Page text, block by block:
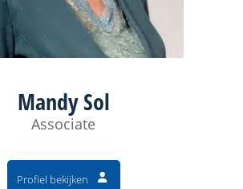
Mandy Sol
Associate
Profiel bekijken